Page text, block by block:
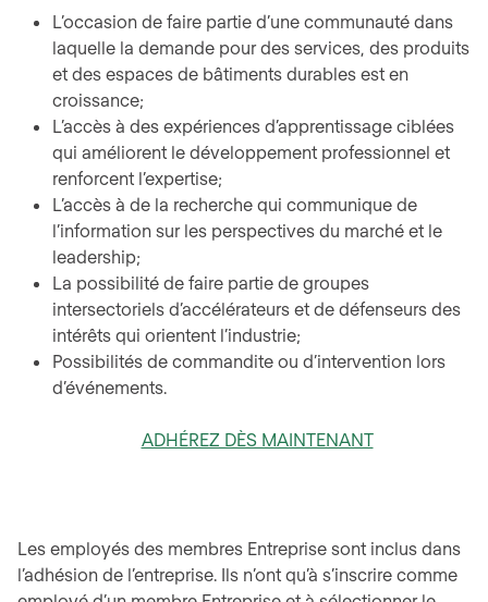
L’occasion de faire partie d’une communauté dans
laquelle la demande pour des services, des produits
et des espaces de bâtiments durables est en
croissance;
L’accès à des expériences d’apprentissage ciblées
qui améliorent le développement professionnel et
renforcent l’expertise;
L’accès à de la recherche qui communique de
l’information sur les perspectives du marché et le
leadership;
La possibilité de faire partie de groupes
intersectoriels d’accélérateurs et de défenseurs des
intérêts qui orientent l’industrie;
Possibilités de commandite ou d’intervention lors
d’événements.
ADHÉREZ DÈS MAINTENANT
Les employés des membres Entreprise sont inclus dans
l’adhésion de l’entreprise. Ils n’ont qu’à s’inscrire comme